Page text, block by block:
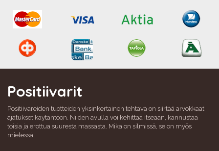
Positiivarit
Positiivareiden tuotteiden yksinkertainen tehtävä on siirtää arvokkaat
ajatukset käytäntöön. Niiden avulla voi kehittää itseään, kannustaa
toisia ja erottua suuresta massasta. Mikä on silmissä, se on myös
mielessä.